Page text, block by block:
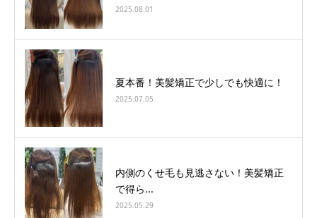
2025.08.01
夏本番！美髪矯正で少しでも快適に！
2025.07.05
内側のくせ毛も見逃さない！美髪矯正
で得ら...
2025.05.29